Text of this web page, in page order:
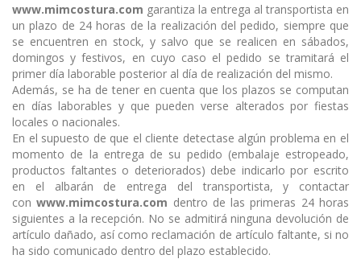
www.mimcostura.com garantiza la entrega al transportista en
un plazo de 24 horas de la realización del pedido, siempre que
se encuentren en stock, y salvo que se realicen en sábados,
domingos y festivos, en cuyo caso el pedido se tramitará el
primer día laborable posterior al día de realización del mismo.
Además, se ha de tener en cuenta que los plazos se computan
en días laborables y que pueden verse alterados por fiestas
locales o nacionales.
En el supuesto de que el cliente detectase algún problema en el
momento de la entrega de su pedido (embalaje estropeado,
productos faltantes o deteriorados) debe indicarlo por escrito
en el albarán de entrega del transportista, y contactar
conwww.mimcostura.com dentro de las primeras 24 horas
siguientes a la recepción. No se admitirá ninguna devolución de
artículo dañado, así como reclamación de artículo faltante, si no
ha sido comunicado dentro del plazo establecido.